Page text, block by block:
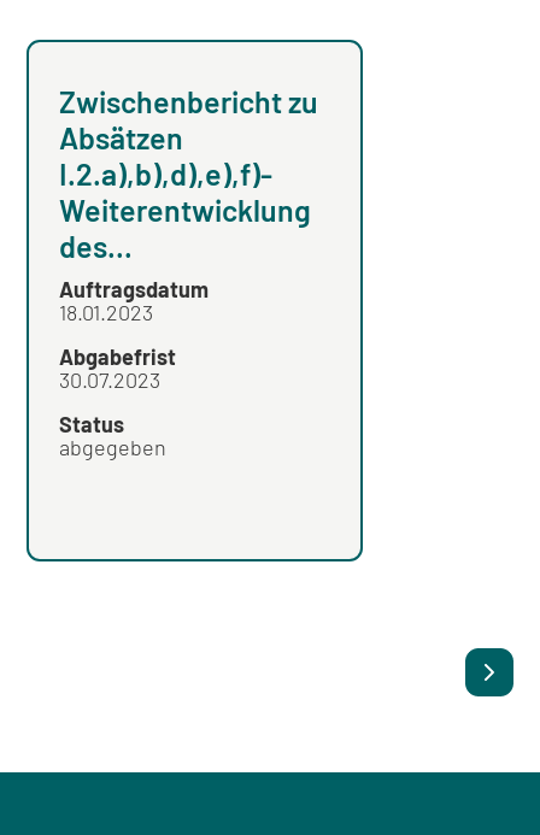
Zwischenbericht zu
Absätzen
I.2.a),b),d),e),f)-
Weiterentwicklung
des...
Auftragsdatum
18.01.2023
Abgabefrist
30.07.2023
Status
abgegeben